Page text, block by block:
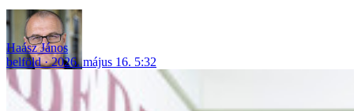
Haász János
belföld
2026. május 16. 5:32